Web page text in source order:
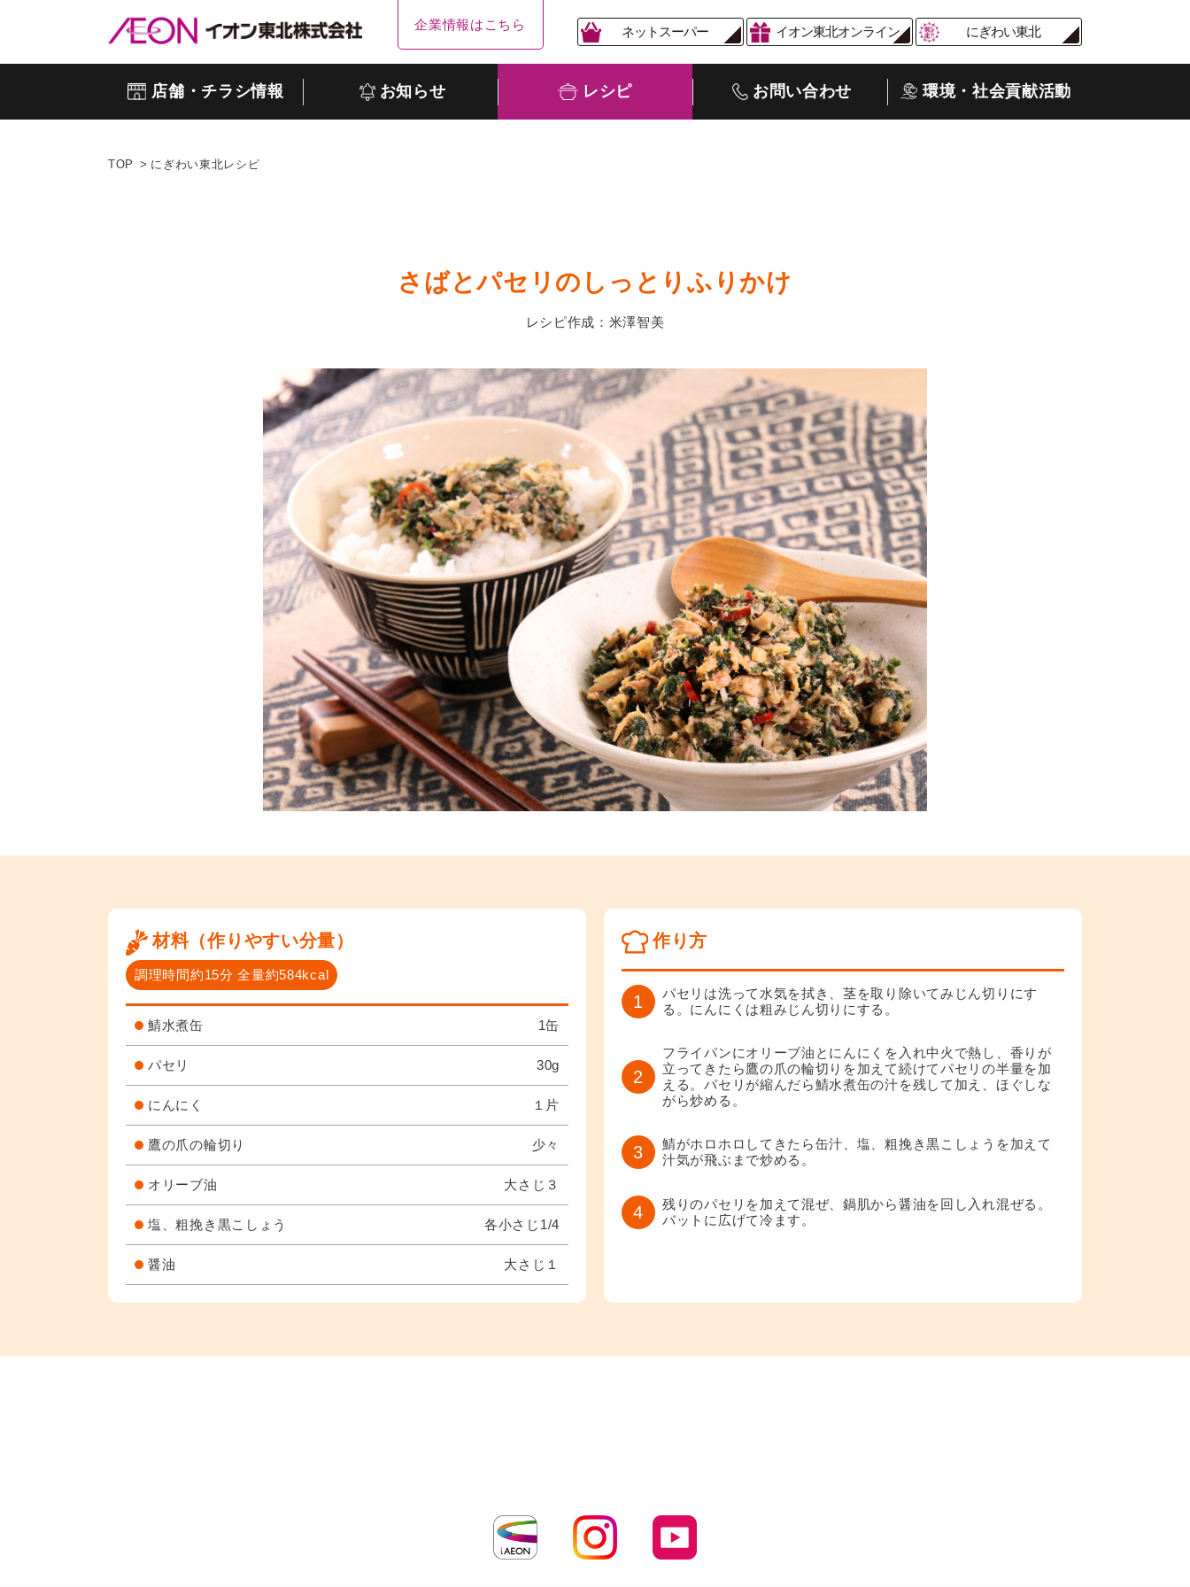
企業情報はこちら ネットスーパー イオン東北オンライン にぎわい東北
店舗・チラシ情報 お知らせ レシピ お問い合わせ 環境・社会貢献活動
TOP にぎわい東北レシピ
さばとパセリのしっとりふりかけ
レシピ作成：米澤智美
材料（作りやすい分量）
調理時間約15分 全量約584kcal
鯖水煮缶 1缶
パセリ 30g
にんにく １片
鷹の爪の輪切り 少々
オリーブ油 大さじ３
塩、粗挽き黒こしょう 各小さじ1/4
醤油 大さじ１
作り方
1
パセリは洗って水気を拭き、茎を取り除いてみじん切りにす
る。にんにくは粗みじん切りにする。
2
フライパンにオリーブ油とにんにくを入れ中火で熱し、香りが
立ってきたら鷹の爪の輪切りを加えて続けてパセリの半量を加
える。パセリが縮んだら鯖水煮缶の汁を残して加え、ほぐしな
がら炒める。
3
鯖がホロホロしてきたら缶汁、塩、粗挽き黒こしょうを加えて
汁気が飛ぶまで炒める。
4
残りのパセリを加えて混ぜ、鍋肌から醤油を回し入れ混ぜる。
バットに広げて冷ます。